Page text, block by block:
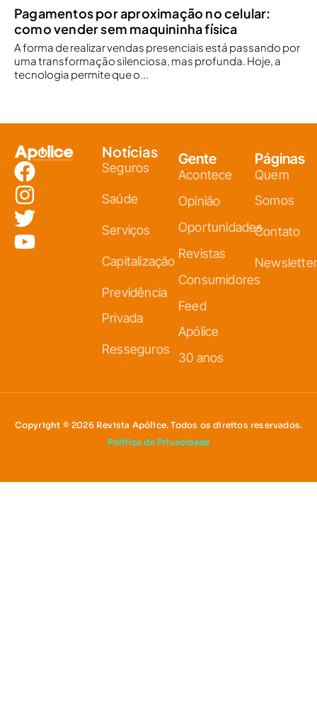
Pagamentos por aproximação no celular:
como vender sem maquininha física
A forma de realizar vendas presenciais está passando por
uma transformação silenciosa, mas profunda. Hoje, a
tecnologia permite que o...
Notícias
Seguros
Saúde
Serviços
Capitalização
Previdência
Privada
Resseguros
Gente
Acontece
Opinião
Oportunidades
Revistas
Consumidores
Feed
Apólice
30 anos
Páginas
Quem
Somos
Contato
Newsletter
Copyright © 2026 Revista Apólice. Todos os direitos reservados.
Política de Privacidade